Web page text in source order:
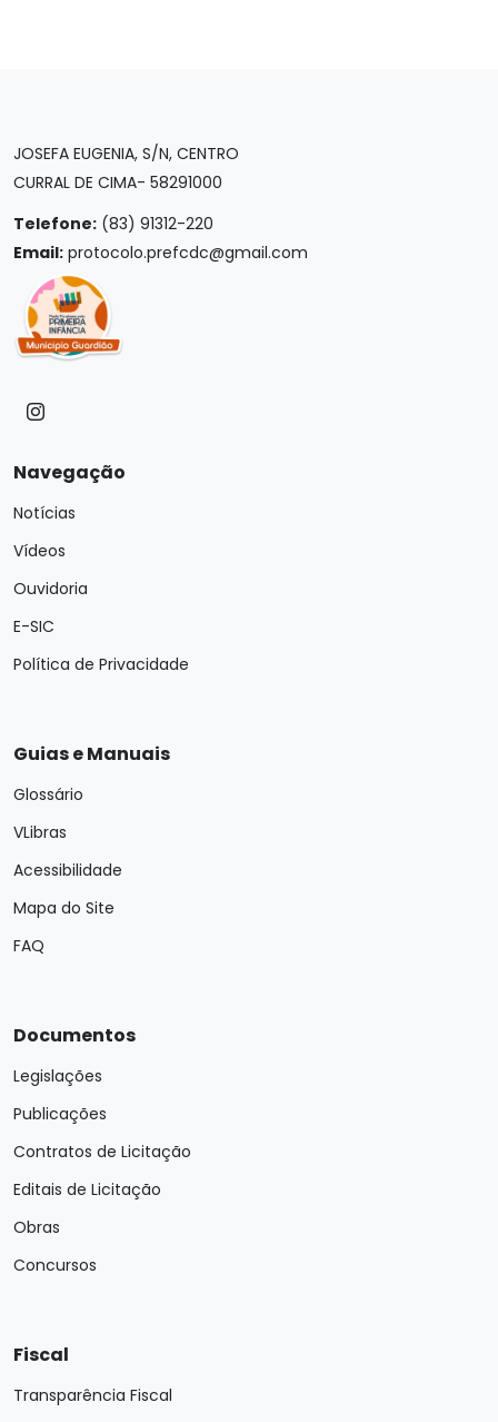
JOSEFA EUGENIA, S/N, CENTRO
CURRAL DE CIMA- 58291000
Telefone: (83) 91312-220
Email: protocolo.prefcdc@gmail.com
Navegação
Notícias
Vídeos
Ouvidoria
E-SIC
Política de Privacidade
Guias e Manuais
Glossário
VLibras
Acessibilidade
Mapa do Site
FAQ
Documentos
Legislações
Publicações
Contratos de Licitação
Editais de Licitação
Obras
Concursos
Fiscal
Transparência Fiscal